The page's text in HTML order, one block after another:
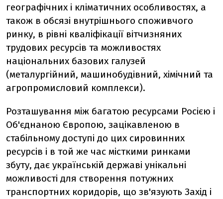
географічних і кліматичних особливостях, а
також в обсязі внутрішнього споживчого
ринку, в рівні кваліфікації вітчизняних
трудових ресурсів та можливостях
національних базових галузей
(металургійний, машинобудівний, хімічний та
агропромисловий комплекси).
Розташування між багатою ресурсами Росією і
Об'єднаною Європою, зацікавленою в
стабільному доступі до цих сировинних
ресурсів і в той же час місткими ринками
збуту, дає українській державі унікальні
можливості для створення потужних
транспортних коридорів, що зв'язують Захід і